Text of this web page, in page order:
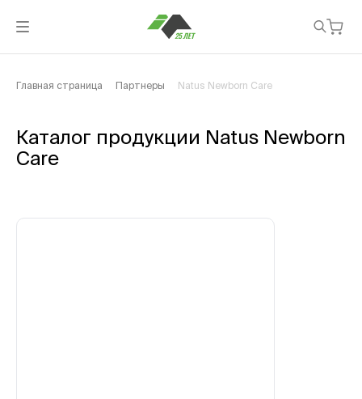
Главная страница Партнеры Natus Newborn Care
Каталог продукции Natus Newborn
Care